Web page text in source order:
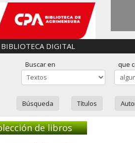
BIBLIOTECA DIGITAL
Buscar en que
Búsqueda Títulos
de libros